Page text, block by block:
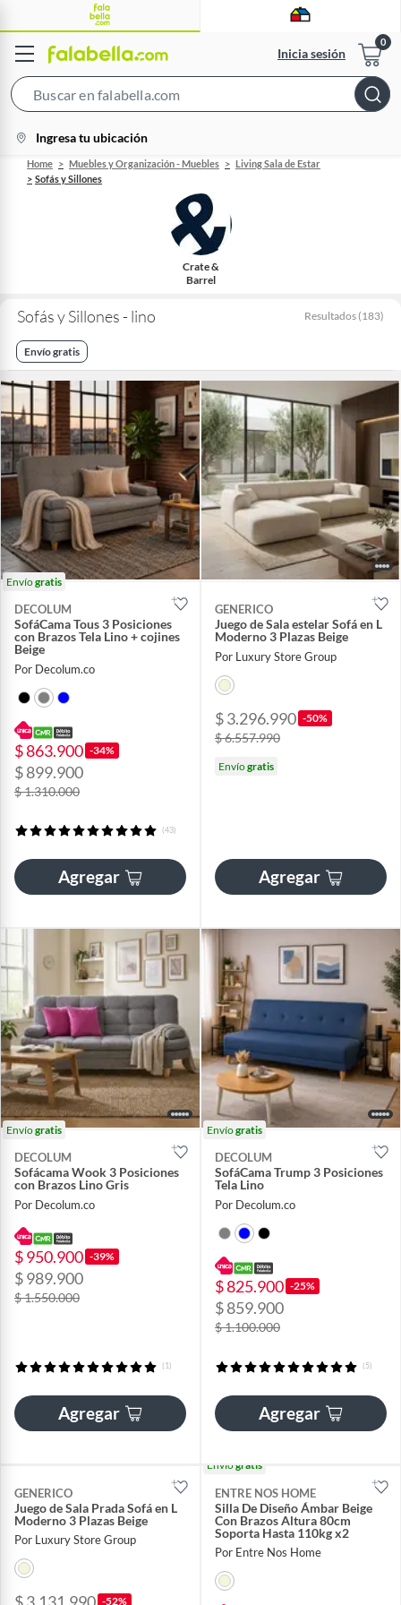
Inicia sesión
Bar
location-
icon
Ingresa tu ubicación
Home Muebles y Organización - Muebles
Living Sala de Estar
Sofás y Sillones
Crate &
Barrel
Sofás y Sillones - lino Resultados (183)
Envío gratis
Envíogratis
DECOLUM
SofáCama Tous 3 Posiciones
con Brazos Tela Lino + cojines
Beige
Por Decolum.co
$ 863.900 -34%
$ 899.900
$ 1.310.000
(43)
Agregar
GENERICO
Juego de Sala estelar Sofá en L
Moderno 3 Plazas Beige
Por Luxury Store Group
$ 3.296.990 -50%
$ 6.557.990
Envíogratis
Agregar
Envíogratis
DECOLUM
Sofácama Wook 3 Posiciones
con Brazos Lino Gris
Por Decolum.co
$ 950.900 -39%
$ 989.900
$ 1.550.000
(1)
Agregar
Envíogratis
DECOLUM
SofáCama Trump 3 Posiciones
Tela Lino
Por Decolum.co
$ 825.900 -25%
$ 859.900
$ 1.100.000
(5)
Agregar
GENERICO
Juego de Sala Prada Sofá en L
Moderno 3 Plazas Beige
Por Luxury Store Group
-52%
Envíogratis
ENTRE NOS HOME
Silla De Diseño Ámbar Beige
Con Brazos Altura 80cm
Soporta Hasta 110kg x2
Por Entre Nos Home